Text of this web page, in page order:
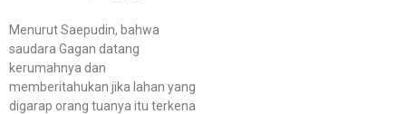
Menurut Saepudin, bahwa
saudara Gagan datang
kerumahnya dan
memberitahukan jika lahan yang
digarap orang tuanya itu terkena